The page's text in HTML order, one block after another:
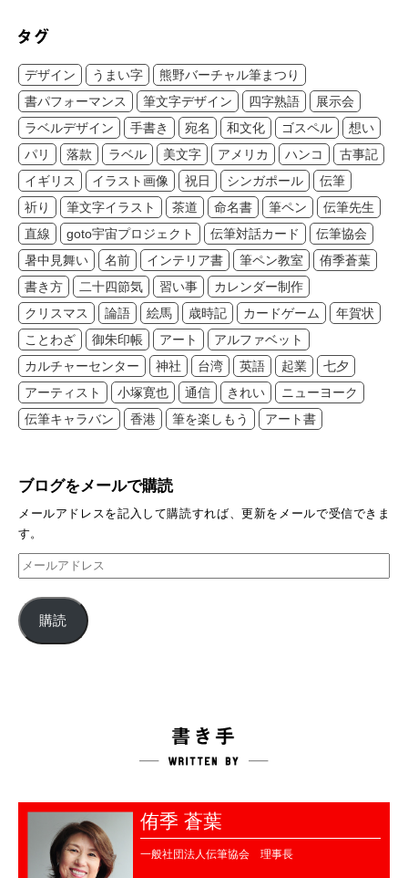
デザイン うまい字
熊野バーチャル筆まつり
書パフォーマンス
筆文字デザイン 四字熟語
展示会
ラベルデザイン
手書き 宛名 和文化 ゴスペル
想い
パリ
落款 ラベル 美文字 アメリカ ハンコ
古事記
イギリス
イラスト画像 祝日 シンガポール
伝筆
祈り
筆文字イラスト 茶道 命名書 筆ペン
伝筆先生
直線
goto宇宙プロジェクト 伝筆対話カード
伝筆協会
暑中見舞い
名前 インテリア書 筆ペン教室
侑季蒼葉
書き方
二十四節気 習い事
カレンダー制作
クリスマス
論語 絵馬 歳時記 カードゲーム
年賀状
ことわざ
御朱印帳 アート
アルファベット
カルチャーセンター
神社 台湾 英語 起業
七夕
アーティスト
小塚寛也 通信 きれい
ニューヨーク
伝筆キャラバン
香港 筆を楽しもう アート書
ブログをメールで購読
メールアドレスを記入して購読すれば、更新をメールで受信できま
す。
メ
ー
ル
ア
ド
購読
侑季 蒼葉
一般社団法人伝筆協会 理事長